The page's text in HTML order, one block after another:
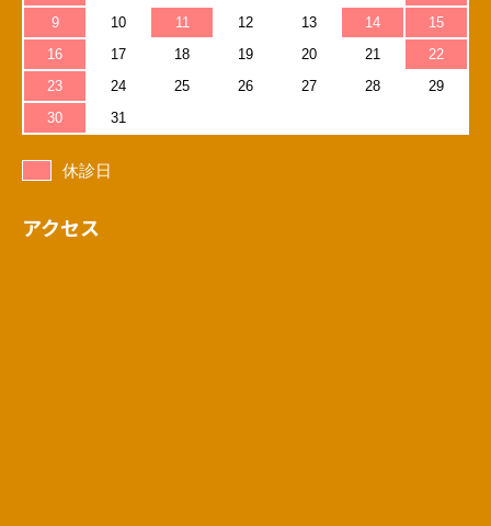
9
10 11 12 13 14
15
16
17 18 19 20 21
22
23
24 25 26 27 28
29
30
31
休診日
アクセス